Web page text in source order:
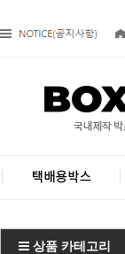
상품 카테고리